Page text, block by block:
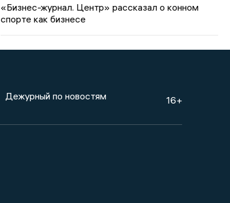
«Бизнес-журнал. Центр» рассказал о конном
спорте как бизнесе
Дежурный по новостям 16+